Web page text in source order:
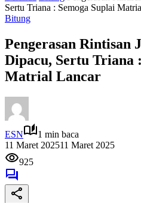
Sertu Triana : Semoga Suplai
Bitung
Pengerasan Rintisan
Dipacu, Sertu Triana
Matrial Lancar
ESN
1 min baca
11 Maret 202511 Maret 2025
925